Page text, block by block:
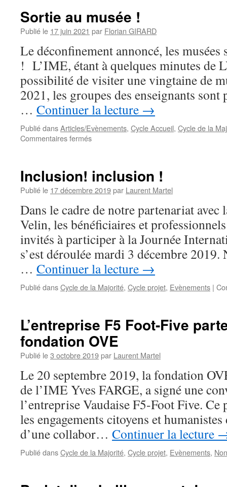
Sortie au musée !
Publié le 17 juin 2021 par Florian GIRARD
Le déconfinement annoncé, les musées
! L’IME, étant à quelques minutes de
possibilité de visiter une vingtaine de
2021, les groupes des enseignants
… Continuer la lecture →
Publié dansArticles/Evènements, Cycle Accueil, Cycle de la
Commentaires ferméssur
Inclusion! inclusion !
Publié le 17 décembre 2019par Laurent Martel
Dans le cadre de notre partenariat
Velin, les bénéficiaires et
invités à participer à la Journée
s’est déroulée mardi 3 décembre
… Continuer la lecture →
Publié dansCycle de la Majorité, Cycle projet, Evènements |
L’entreprise F5 Foot-Five
fondation OVE
Publié le3 octobre 2019par Laurent Martel
Le 20 septembre 2019, la fondation
de l’IME Yves FARGE, a signé une
l’entreprise Vaudaise F5-Foot Five. Ce
les engagements citoyens et
d’une collabor… Continuer la lecture
Publié dansCycle de la Majorité, Cycle projet, Evènements,